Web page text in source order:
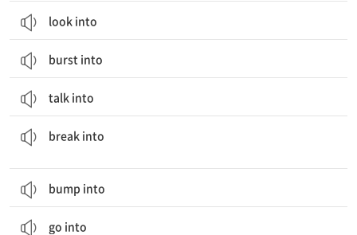
look into
burst into
talk into
break into
bump into
go into